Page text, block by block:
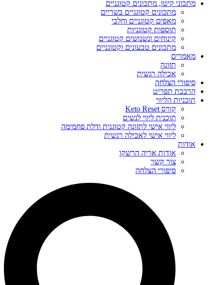
מתכוני קיטו, מתכונים קטוגניים
מתכונים קטוגניים בשריים
מאפים קטוגניים וחלבי
תוספות קטוגניות
קינוחים ונשנושים קטוגניים
מתכונים טבעונים וקטוגניים
מאמרים
תזונה
אכילה רגשית
סיפורי הצלחה
הרכבת תפריט
תוכניות הליווי
קורס Keto Reset
תוכנית ליווי לנשים
ליווי אישי לתזונה קטוגנית ודלת פחמימה
ליווי אישי לאכילה רגשית
אודות
אודות אריה הרשקו
צור קשר
סיפורי הצלחה